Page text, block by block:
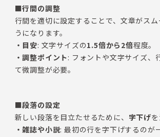
■行間の調整
行間を適切に設定することで、文章がス
うになります。
・目安: 文字サイズの1.5倍から2倍程度。
・調整ポイント: フォントや文字サイズ、
て微調整が必要。
■段落の設定
新しい段落を目立たせるために、 字下げ
・雑誌や小説: 最初の行を字下げするのが